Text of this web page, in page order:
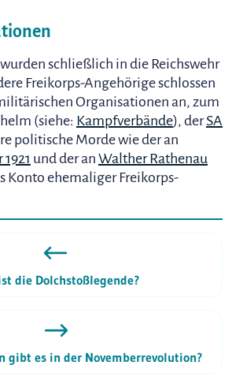
schließlich in die Reichswehr
Freikorps-Angehörige schlossen
Organisationen an, zum
(siehe: Kampfverbände), derSA
politische Morde wie der an
und der an Walther Rathenau
Konto ehemaliger Freikorps-
die Dolchstoßlegende?
gibt es in der Novemberrevolution?